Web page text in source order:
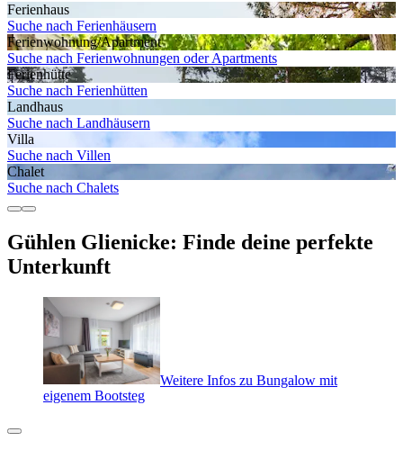
Ferienhaus
Suche nach Ferienhäusern
Ferienwohnung/Apartment
Suche nach Ferienwohnungen oder Apartments
Ferienhütte
Suche nach Ferienhütten
Landhaus
Suche nach Landhäusern
Villa
Suche nach Villen
Chalet
Suche nach Chalets
Gühlen Glienicke: Finde deine perfekte
Unterkunft
Weitere Infos zu Bungalow mit
eigenem Bootsteg